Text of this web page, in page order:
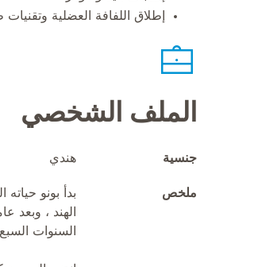
إطلاق اللفافة العضلية
الملف الشخصي
جنسية هندي
ملخص
الهند ، وبعد
السنوات السبع